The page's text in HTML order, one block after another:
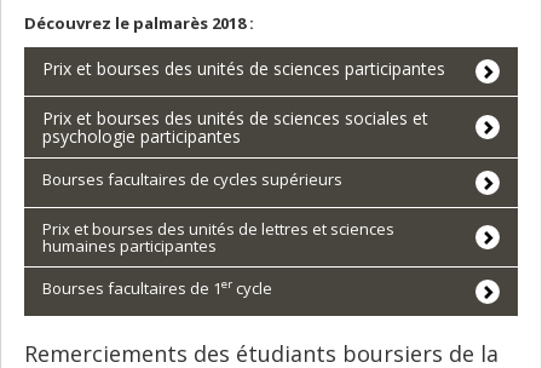
Découvrez le palmarès 2018 :
Prix et bourses des unités de sciences participantes
Prix et bourses des unités de sciences sociales et
psychologie participantes
Bourses facultaires de cycles supérieurs
Prix et bourses des unités de lettres et sciences
humaines participantes
Bourses facultaires de 1er cycle
Remerciements des étudiants boursiers de la